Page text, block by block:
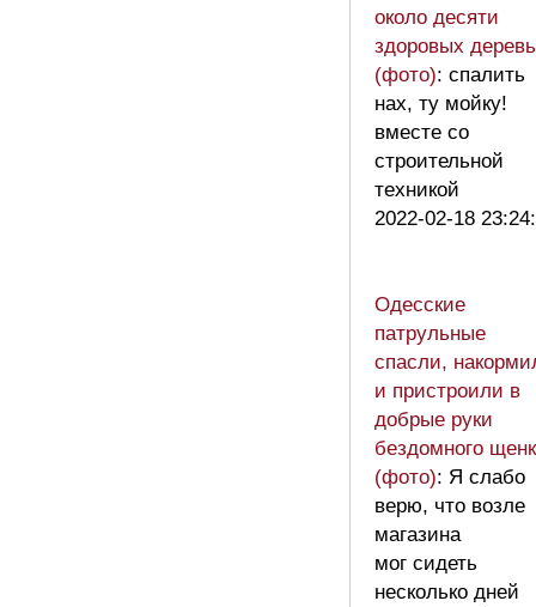
около десяти
здоровых
(фото): спалить
нах, ту мойку!
вместе со
строительной
техникой
2022-02-18
Одесские
патрульные
спасли,
и пристроили в
добрые руки
бездомного
(фото): Я слабо
верю, что возле
магазина
мог сидеть
несколько дней